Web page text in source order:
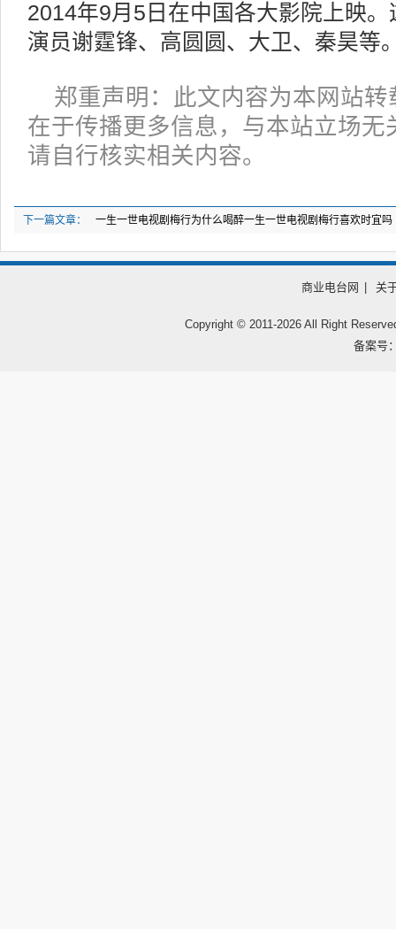
2014年9月5日在中国各大影院上映
演员谢霆锋、高圆圆、大卫、秦昊等
郑重声明：此文内容为本网站
在于传播更多信息，与本站立场
请自行核实相关内容。
下一篇文章： 一生一世电视剧梅行为什么喝醉一生一世电视剧梅行喜欢时宜吗
商业电台网 关
Copyright © 2011-2026 All Right
备案号